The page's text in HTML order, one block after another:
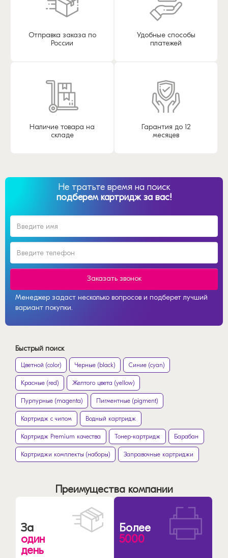
Отправка заказа по
России
Удобные способы
платежей
Наличие товара на
складе
Гарантия до 12
месяцев
Не тратьте время на поиск
подберем картридж за вас!
Заказать звонок
Менеджер задаст несколько вопросов и подберет лучший
вариант покупки.
Быстрый поиск
Цветной (color) Черные (black) Синие (cyan)
Красные (red) Желтого цвета (yellow)
Пурпурные (magenta) Пигментные (pigment)
Картридж с чипом Водный картридж
Картридж Premium качества Тонер-картридж Барабан
Картриджи комплекты (наборы) Заправочные картриджи
Преимущества компании
За
один
день
Более
5000